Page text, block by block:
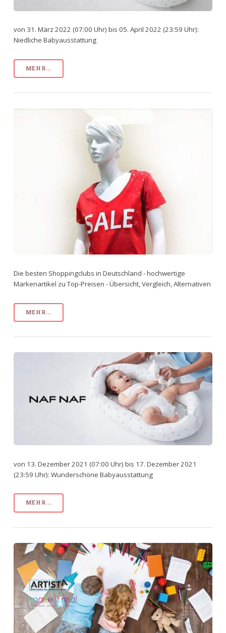
von 31. März 2022 (07:00 Uhr) bis 05. April 2022 (23:59 Uhr):
Niedliche Babyausstattung
MEHR...
Die besten Shoppingclubs in Deutschland - hochwertige
Markenartikel zu Top-Preisen - Übersicht, Vergleich, Alternativen
MEHR...
von 13. Dezember 2021 (07:00 Uhr) bis 17. Dezember 2021
(23:59 Uhr): Wunderschöne Babyausstattung
MEHR...